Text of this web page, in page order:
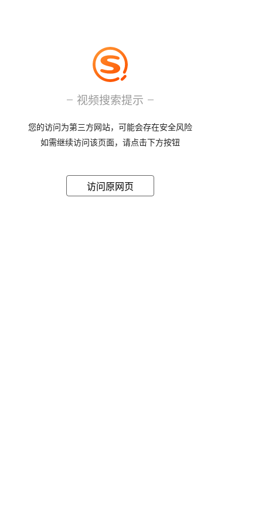
视频搜索提示
您的访问为第三方网站，可能会存在安全风险
如需继续访问该页面，请点击下方按钮
访问原网页